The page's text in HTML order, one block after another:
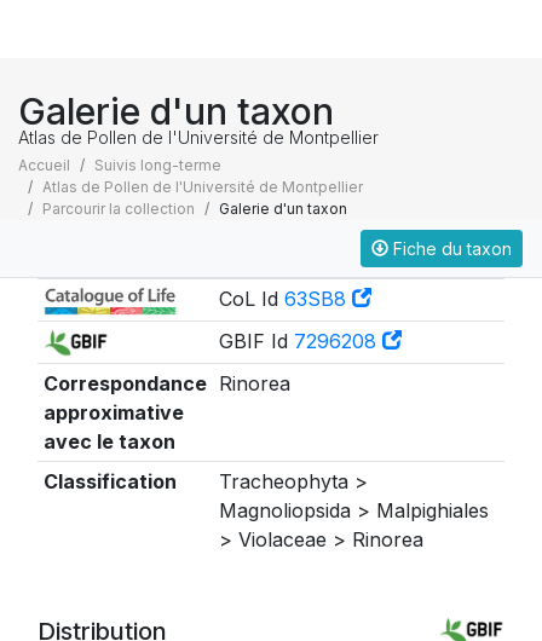
Galerie d'un taxon
Atlas de Pollen de l'Université de Montpellier
Accueil
Suivis long-terme
Atlas de Pollen de l'Université de Montpellier
Parcourir la collection
Galerie d'un taxon
Fiche du taxon
CoL Id 63SB8
GBIF Id 7296208
Correspondance
approximative
avec le taxon
Rinorea
Classification
Tracheophyta >
Magnoliopsida > Malpighiales
> Violaceae > Rinorea
Distribution